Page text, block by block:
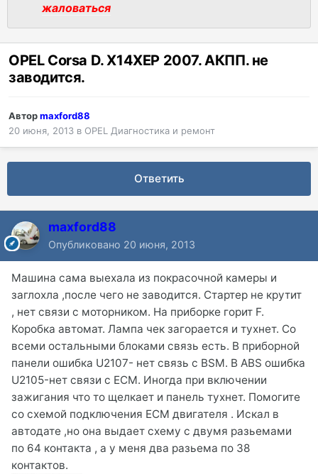
жаловаться
OPEL Corsa D. X14XEP 2007. АКПП. не
заводится.
Авторmaxford88
20 июня, 2013 в OPEL Диагностика и ремонт
Ответить
maxford88
Опубликовано 20 июня, 2013
Машина сама выехала из покрасочной камеры и
заглохла ,после чего не заводится. Стартер не крутит
, нет связи с моторником. На приборке горит F.
Коробка автомат. Лампа чек загорается и тухнет. Со
всеми остальными блоками связь есть. В приборной
панели ошибка U2107- нет связь с BSM. В ABS ошибка
U2105-нет связи с ECM. Иногда при включении
зажигания что то щелкает и панель тухнет. Помогите
со схемой подключения ECM двигателя . Искал в
автодате ,но она выдает схему с двумя разьемами
по 64 контакта , а у меня два разьема по 38
контактов.